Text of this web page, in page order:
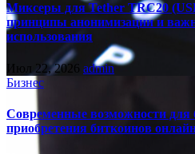
Миксеры для Tether TRC20
принципы анонимизации и
использования
Июл 22, 2026 admin
Бизнес
Современные возможности для
приобретения биткоинов